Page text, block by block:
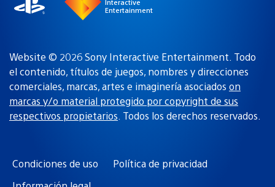
Interactive
Entertainment
Website © 2026 Sony Interactive Entertainment. Todo
el contenido, títulos de juegos, nombres y direcciones
comerciales, marcas, artes e imaginería asociados on
marcas y/o material protegido por copyright de sus
respectivos propietarios. Todos los derechos reservados.
Condiciones de uso
Política de privacidad